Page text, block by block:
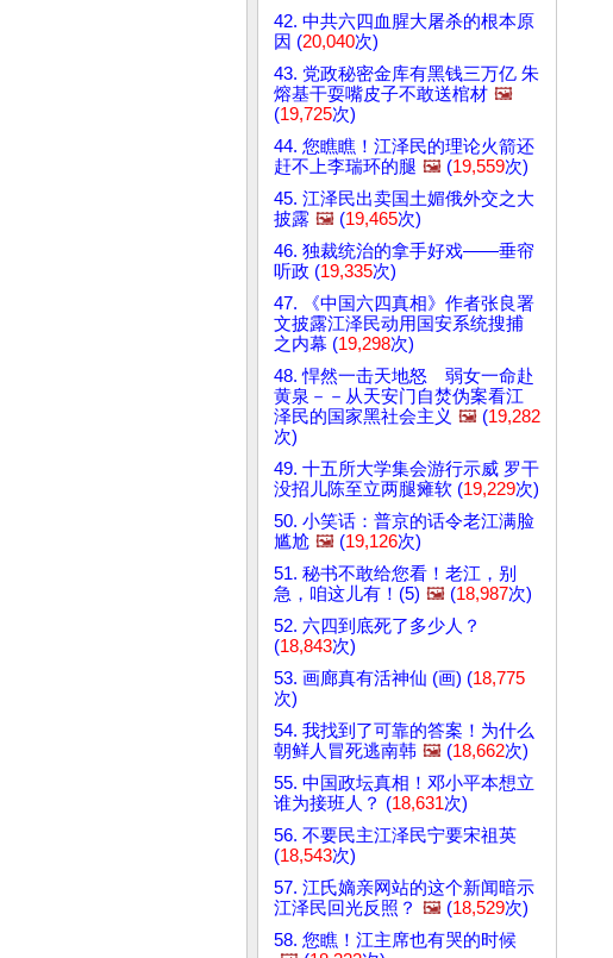
42. 中共六四血腥大屠杀的根本原
因 (20,040次)
43. 党政秘密金库有黑钱三万亿 朱
熔基干耍嘴皮子不敢送棺材 🖼️
(19,725次)
44. 您瞧瞧！江泽民的理论火箭还
赶不上李瑞环的腿 🖼️ (19,559次)
45. 江泽民出卖国土媚俄外交之大
披露 🖼️ (19,465次)
46. 独裁统治的拿手好戏——垂帘
听政 (19,335次)
47. 《中国六四真相》作者张良署
文披露江泽民动用国安系统搜捕
之内幕 (19,298次)
48. 悍然一击天地怒 弱女一命赴
黄泉－－从天安门自焚伪案看江
泽民的国家黑社会主义 🖼️ (19,282
次)
49. 十五所大学集会游行示威 罗干
没招儿陈至立两腿瘫软 (19,229次)
50. 小笑话：普京的话令老江满脸
尴尬 🖼️ (19,126次)
51. 秘书不敢给您看！老江，别
急，咱这儿有！(5) 🖼️ (18,987次)
52. 六四到底死了多少人？
(18,843次)
53. 画廊真有活神仙 (画) (18,775
次)
54. 我找到了可靠的答案！为什么
朝鲜人冒死逃南韩 🖼️ (18,662次)
55. 中国政坛真相！邓小平本想立
谁为接班人？ (18,631次)
56. 不要民主江泽民宁要宋祖英
(18,543次)
57. 江氏嫡亲网站的这个新闻暗示
江泽民回光反照？ 🖼️ (18,529次)
58. 您瞧！江主席也有哭的时候